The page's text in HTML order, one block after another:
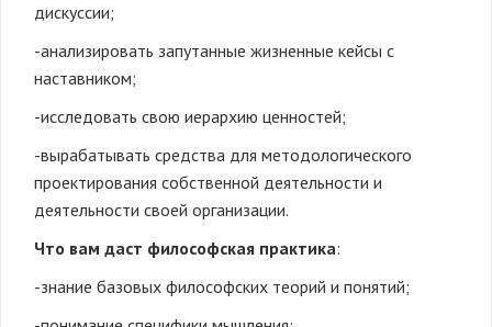
дискуссии;
-анализировать запутанные жизненные кейсы с
наставником;
-исследовать свою иерархию ценностей;
-вырабатывать средства для методологического
проектирования собственной деятельности и
деятельности своей организации.
Что вам даст философская практика:
-знание базовых философских теорий и понятий;